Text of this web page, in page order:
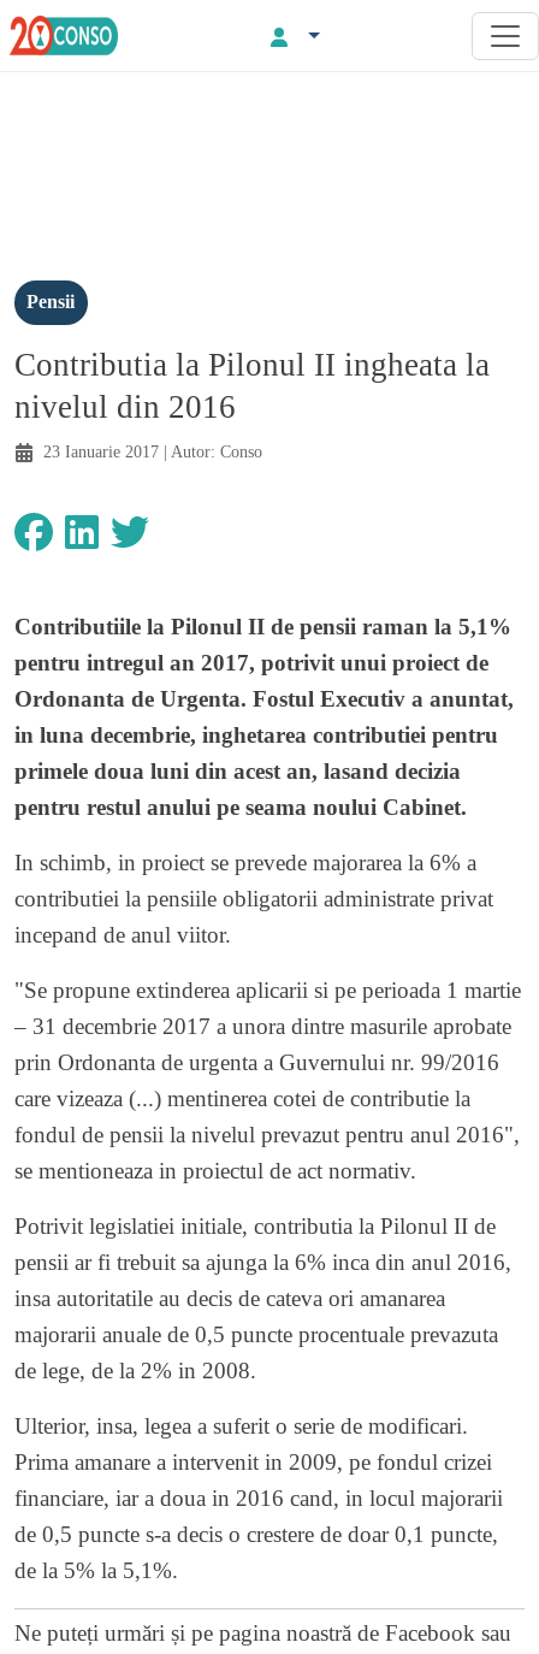
Pensii
Contributia la Pilonul II ingheata la
nivelul din 2016
23 Ianuarie 2017 | Autor: Conso
Contributiile la Pilonul II de pensii raman la 5,1%
pentru intregul an 2017, potrivit unui proiect de
Ordonanta de Urgenta. Fostul Executiv a anuntat,
in luna decembrie, inghetarea contributiei pentru
primele doua luni din acest an, lasand decizia
pentru restul anului pe seama noului Cabinet.
In schimb, in proiect se prevede majorarea la 6% a
contributiei la pensiile obligatorii administrate privat
incepand de anul viitor.
"Se propune extinderea aplicarii si pe perioada 1 martie
– 31 decembrie 2017 a unora dintre masurile aprobate
prin Ordonanta de urgenta a Guvernului nr. 99/2016
care vizeaza (...) mentinerea cotei de contributie la
fondul de pensii la nivelul prevazut pentru anul 2016",
se mentioneaza in proiectul de act normativ.
Potrivit legislatiei initiale, contributia la Pilonul II de
pensii ar fi trebuit sa ajunga la 6% inca din anul 2016,
insa autoritatile au decis de cateva ori amanarea
majorarii anuale de 0,5 puncte procentuale prevazuta
de lege, de la 2% in 2008.
Ulterior, insa, legea a suferit o serie de modificari.
Prima amanare a intervenit in 2009, pe fondul crizei
financiare, iar a doua in 2016 cand, in locul majorarii
de 0,5 puncte s-a decis o crestere de doar 0,1 puncte,
de la 5% la 5,1%.
Ne puteți urmări și pe pagina noastră de Facebook sau